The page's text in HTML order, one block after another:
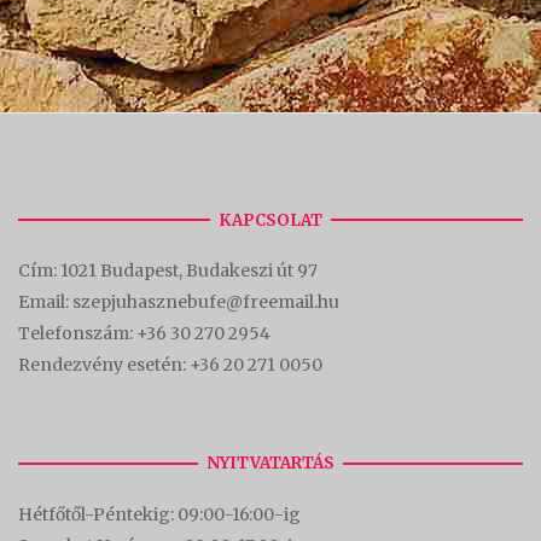
KAPCSOLAT
Cím: 1021 Budapest, Budakeszi út 97
Email: szepjuhasznebufe@freemail.hu
Telefonszám: +36 30 270 2954
Rendezvény esetén: +36 20 271 0050
NYITVATARTÁS
Hétfőtől-Péntekig: 09:00-16:00-ig